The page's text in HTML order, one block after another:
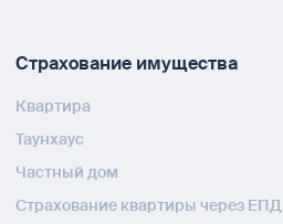
Страхование имущества
Квартира
Таунхаус
Частный дом
Страхование квартиры через ЕПД